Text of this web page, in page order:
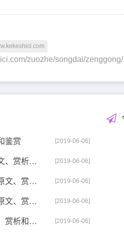
zuozhe/songdai/
鉴赏 [2019-06-06]
曾巩《越州赵公救灾记》原文、赏析和鉴赏 [2019-06-06]
曾巩《游信州玉山小岩记》原文、赏析和鉴赏 [2019-06-06]
曾巩《抚州颜鲁公祠堂记》原文、赏析和鉴赏 [2019-06-06]
曾巩《齐州北水门记》原文、赏析和鉴赏 [2019-06-06]